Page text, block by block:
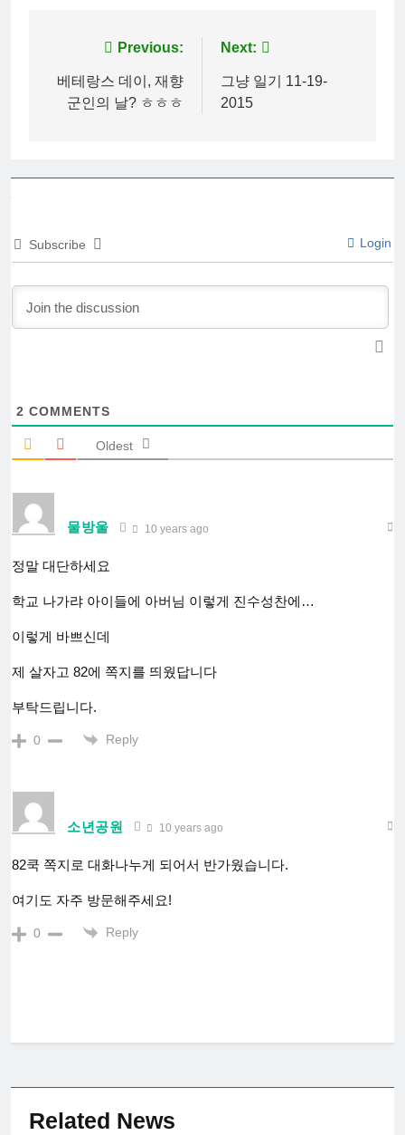
navigation
Previous:
베테랑스 데이, 재향
군인의 날? ㅎㅎㅎ
Next:
그냥 일기 11-19-
2015
Subscribe Login
2 COMMENTS
Oldest
물방울 10 years ago
정말 대단하세요
학교 나가랴 아이들에 아버님 이렇게 진수성찬에…
이렇게 바쁘신데
제 살자고 82에 쪽지를 띄웠답니다
부탁드립니다.
0 Reply
소년공원 10 years ago
82쿡 쪽지로 대화나누게 되어서 반가웠습니다.
여기도 자주 방문해주세요!
0 Reply
Related News